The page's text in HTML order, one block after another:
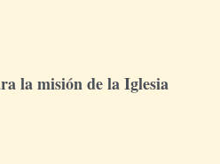
la misión de la Iglesia